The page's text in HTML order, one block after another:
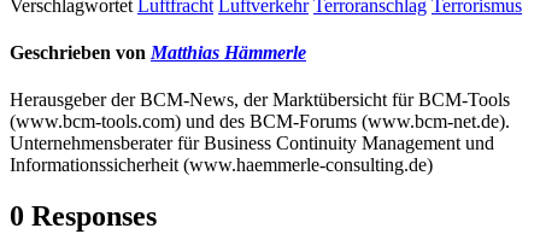
Verschlagwortet Luftfracht Luftverkehr Terroranschlag Terrorismus
Geschrieben von Matthias Hämmerle
Herausgeber der BCM-News, der Marktübersicht für BCM-Tools
(www.bcm-tools.com) und des BCM-Forums (www.bcm-net.de).
Unternehmensberater für Business Continuity Management und
Informationssicherheit (www.haemmerle-consulting.de)
0 Responses